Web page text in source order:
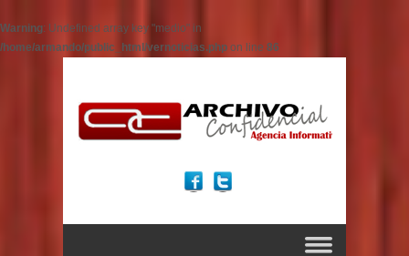
Warning: Undefined array key "medio" in
/home/armando/public_html/vernoticias.php on line 86